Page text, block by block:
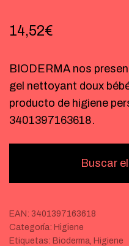
14,52€
BIODERMA nos
gel nettoyant doux
producto de higiene
3401397163618.
Buscar
EAN: 3401397163618
Categoría: Higiene
Etiquetas: Bioderma, Higiene